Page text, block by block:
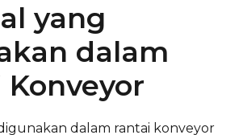
yang
dalam
Konveyor
dalam rantai konveyor